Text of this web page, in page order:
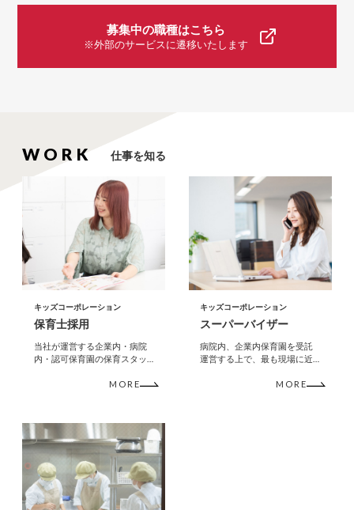
募集中の職種はこちら
※外部のサービスに遷移いたします
仕事を知る
キッズコーポレーション
保育士採用
当社が運営する企業内・病院
内・認可保育園の保育スタッ
MORE
キッズコーポレーション
スーパーバイザー
病院内、企業内保育園を受託
運営する上で、最も現場に近
MORE